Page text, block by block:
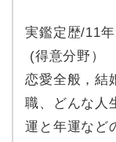
実鑑定歴/11年
(得意分野）
恋愛全般，結
職、どんな人
運と年運など